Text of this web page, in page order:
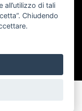
all’utilizzo di tali
Chiudendo